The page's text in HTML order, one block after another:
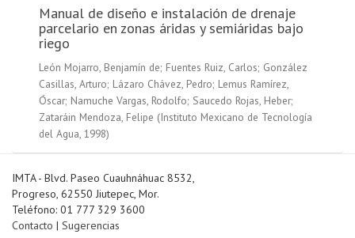
Manual de diseño e instalación de drenaje
parcelario en zonas áridas y semiáridas bajo
riego
León Mojarro, Benjamín de; Fuentes Ruiz, Carlos; González
Casillas, Arturo; Lázaro Chávez, Pedro; Lemus Ramírez,
Óscar; Namuche Vargas, Rodolfo; Saucedo Rojas, Heber;
Zataráin Mendoza, Felipe (Instituto Mexicano de Tecnología
del Agua, 1998)
IMTA - Blvd. Paseo Cuauhnáhuac 8532,
Progreso, 62550 Jiutepec, Mor.
Teléfono: 01 777 329 3600
Contacto | Sugerencias